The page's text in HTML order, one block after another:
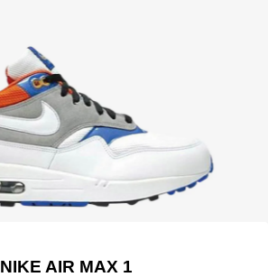
NIKE AIR MAX 1